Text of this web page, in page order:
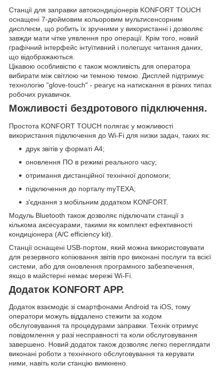
Станції для заправки автокондиціонерів KONFORT TOUCH
оснащені 7-дюймовим кольоровим мультисенсорним
дисплеєм, що робить їх зручними у використанні і дозволяє
завжди мати чітке уявлення про операції. Крім того, новий
графічний інтерфейс інтуїтивний і полегшує читання даних,
що відображаються.
Цікавою особливістю є також можливість для оператора
вибирати між світлою чи темною темою. Дисплей підтримує
технологію "glove-touch" - реагує на натискання в різних типах
робочих рукавичок.
Можливості бездротового підключення.
Простота KONFORT TOUCH полягає у можливості
використання підключення до Wi-Fi для низки задач, таких як:
друк звітів у форматі А4;
оновлення ПО в режимі реального часу;
отримання дистанційної технічної допомоги;
підключення до порталу myTEXA;
з'єднання з мобільним додатком KONFORT.
Модуль Bluetooth також дозволяє підключати станції з
кількома аксесуарами, такими як комплект ефективності
кондиціонера (A/C efficiency kit).
Станції оснащені USB-портом, який можна використовувати
для резервного копіювання звітів про виконані послуги та всієї
системи, або для оновлення програмного забезпечення,
якщо в майстерні немає мережі Wi-Fi.
Додаток KONFORT APP.
Додаток взаємодіє зі смартфонами Android та iOS, тому
оператори можуть віддалено стежити за ходом
обслуговування та процедурами заправки. Технік отримує
повідомлення у разі несправності та коли обслуговування
завершено. Новий додаток також дозволяє легко переглядати
виконані роботи з технічного обслуговування та керувати
ними, навіть коли станцію вимкнено.